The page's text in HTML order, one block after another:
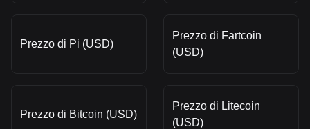
Prezzo di Pi (USD)
Prezzo di Fartcoin
(USD)
Prezzo di Bitcoin (USD)
Prezzo di Litecoin
(USD)